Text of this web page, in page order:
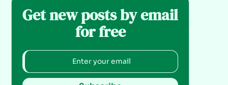
Get new posts by email
for free